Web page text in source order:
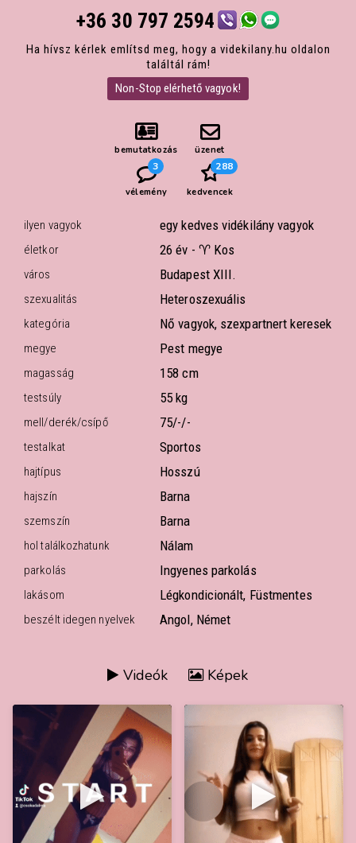
+36 30 797 2594
Ha hívsz kérlek említsd meg, hogy a videkilany.hu oldalon
találtál rám!
Non-Stop elérhető vagyok!
bemutatkozás üzenet
3
vélemény
288
kedvencek
ilyen vagyok egy kedves vidékilány vagyok
életkor 26 év - ♈ Kos
város Budapest XIII.
szexualitás Heteroszexuális
kategória Nő vagyok, szexpartnert keresek
megye Pest megye
magasság 158 cm
testsúly 55 kg
mell/derék/csípő 75/-/-
testalkat Sportos
hajtípus Hosszú
hajszín Barna
szemszín Barna
hol találkozhatunk Nálam
parkolás Ingyenes parkolás
lakásom Légkondicionált, Füstmentes
beszélt idegen nyelvek Angol, Német
Videók Képek